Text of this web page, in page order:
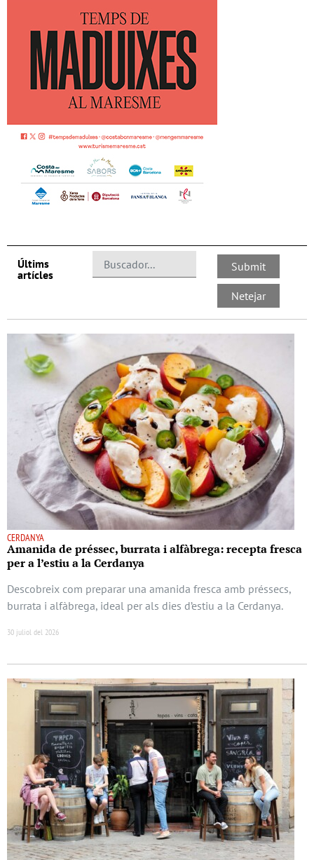
Últims
artícles
CERDANYA
Amanida de préssec, burrata i alfàbrega: recepta fresca
per a l’estiu a la Cerdanya
Descobreix com preparar una amanida fresca amb préssecs,
burrata i alfàbrega, ideal per als dies d’estiu a la Cerdanya.
30 juliol del 2026